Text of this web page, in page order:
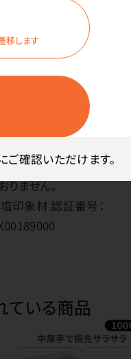
移します
ご確認いただけます。
りません。
印象材 認証番号：
ている商品